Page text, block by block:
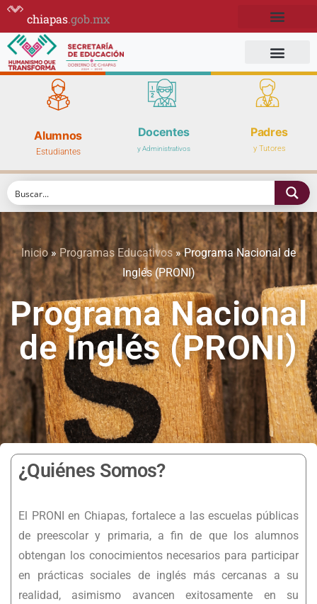
chiapas.gob.mx
Alumnos
Estudiantes
Docentes
y Administrativos
Padres
y Tutores
Inicio» Programas Educativos»Programa Nacional de
Inglés (PRONI)
Programa Nacional
de Inglés (PRONI)
¿Quiénes Somos?
El PRONI en Chiapas, fortalece a las escuelas públicas
de preescolar y primaria, a fin de que los alumnos
obtengan los conocimientos necesarios para participar
en prácticas sociales de inglés más cercanas a su
realidad, asimismo avancen exitosamente en su